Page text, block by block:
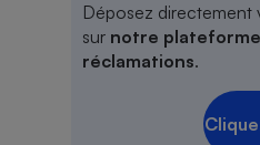
Déposez directement
sur notre
réclamations.